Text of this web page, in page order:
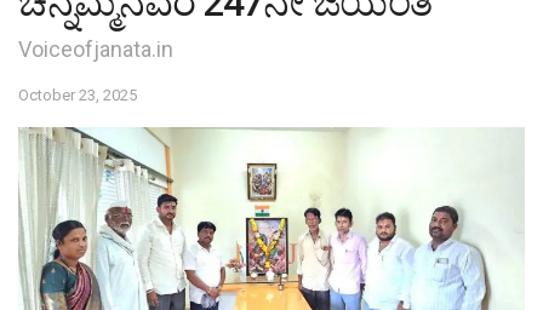
Voiceofjanata.in
October 23, 2025